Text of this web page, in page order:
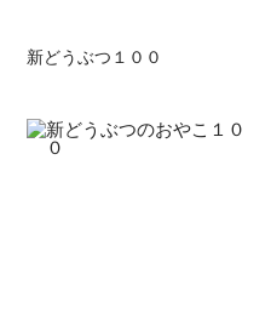
新どうぶつ１００